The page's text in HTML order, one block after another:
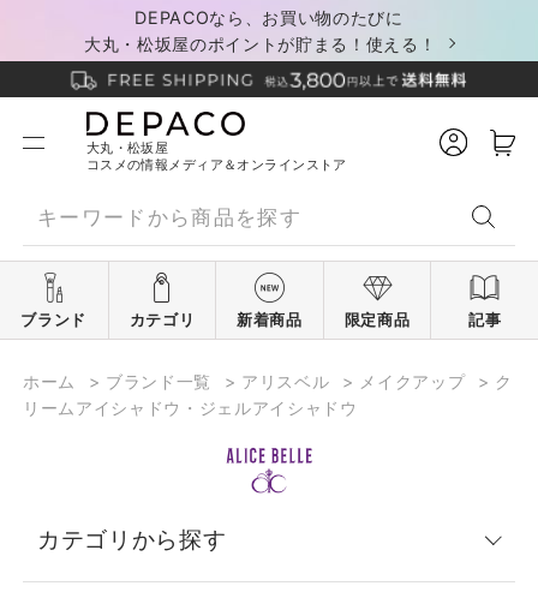
DEPACOなら、お買い物のたびに
大丸・松坂屋のポイントが貯まる！使える！
大丸・松坂屋
コスメの情報メディア＆オンラインストア
ブランド カテゴリ 新着商品 限定商品 記事
ホーム > ブランド一覧 > アリスベル > メイクアップ > ク
リームアイシャドウ・ジェルアイシャドウ
カテゴリから探す